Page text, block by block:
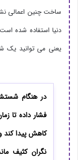
ساخت چنین اعمالی
دنیا استفاده شده
یعنی می توانید یک
در هنگام
فشار داده تا
کاهش پیدا
نگران کثیف